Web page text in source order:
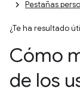
Pestañas
¿Te ha resultado
Cómo
de los